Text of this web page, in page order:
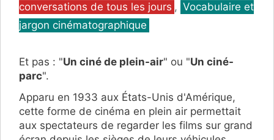
conversations de tous les jours , Vocabulaire et
jargon cinématographique
Et pas : "Un ciné de plein-air" ou "Un ciné-
parc".
Apparu en 1933 aux États-Unis d'Amérique,
cette forme de cinéma en plein air permettait
aux spectateurs de regarder les films sur grand